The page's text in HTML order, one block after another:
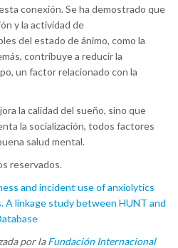
conexión. Se ha demostrado que
y la actividad de
del estado de ánimo, como la
contribuye a reducir la
un factor relacionado con la
la calidad del sueño, sino que
la socialización, todos factores
salud mental.
reservados.
and incident use of anxiolytics
A linkage study between HUNT and
por laFundación Internacional